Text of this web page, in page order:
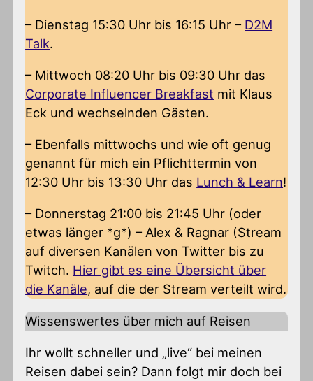
– Dienstag 15:30 Uhr bis 16:15 Uhr – D2M
Talk.
– Mittwoch 08:20 Uhr bis 09:30 Uhr das
Corporate Influencer Breakfast mit Klaus
Eck und wechselnden Gästen.
– Ebenfalls mittwochs und wie oft genug
genannt für mich ein Pflichttermin von
12:30 Uhr bis 13:30 Uhr das Lunch & Learn!
– Donnerstag 21:00 bis 21:45 Uhr (oder
etwas länger *g*) – Alex & Ragnar (Stream
auf diversen Kanälen von Twitter bis zu
Twitch. Hier gibt es eine Übersicht über
die Kanäle, auf die der Stream verteilt wird.
Wissenswertes über mich auf Reisen
Ihr wollt schneller und „live“ bei meinen
Reisen dabei sein? Dann folgt mir doch bei